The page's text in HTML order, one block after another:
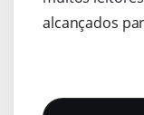
alcançados